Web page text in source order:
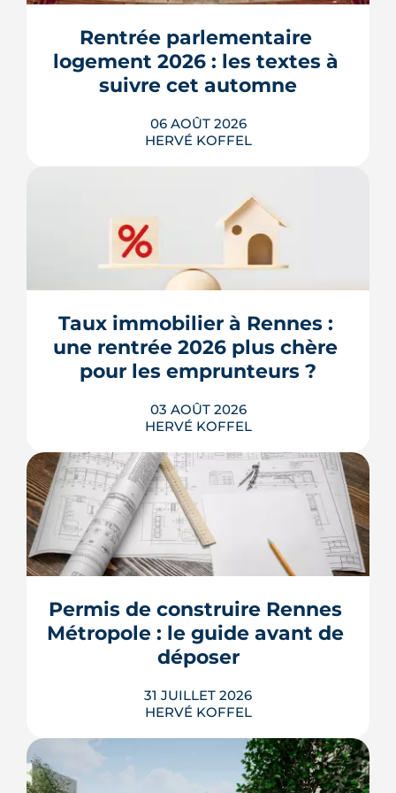
Rentrée parlementaire
logement 2026 : les textes à
suivre cet automne
06 AOÛT 2026
HERVÉ KOFFEL
Après un printemps d'annonces,
l'automne 2026 sera l'heure de vérité
pour le logement. Trois dossiers
parlementaires, du projet de loi
qui devient vraiment applicable pour
les propriétaires, les bailleurs et les
acheteurs.
LIRE L'ARTICLE
Taux immobilier à Rennes :
une rentrée 2026 plus chère
pour les emprunteurs ?
03 AOÛT 2026
HERVÉ KOFFEL
Les taux de crédit se sont stabilisés cet
été, mais au-dessus de leur niveau du
printemps. À Rennes, la hausse des prix
resserrent le budget des acheteurs à la
rentrée 2026.
LIRE L'ARTICLE
Permis de construire Rennes
Métropole : le guide avant de
déposer
31 JUILLET 2026
HERVÉ KOFFEL